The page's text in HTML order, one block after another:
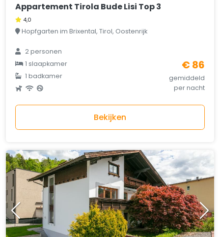
Appartement Tirola Bude Lisi Top 3
4,0
Hopfgarten im Brixental, Tirol, Oostenrijk
2 personen
1 slaapkamer
1 badkamer
€ 86
gemiddeld
per nacht
Bekijken